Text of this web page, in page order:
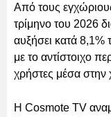
Από τους
τρίμηνο του 2026
αυξήσει κατά 8,1%
με το αντίστοιχο
χρήστες μέσα στην
Η Cosmote TV